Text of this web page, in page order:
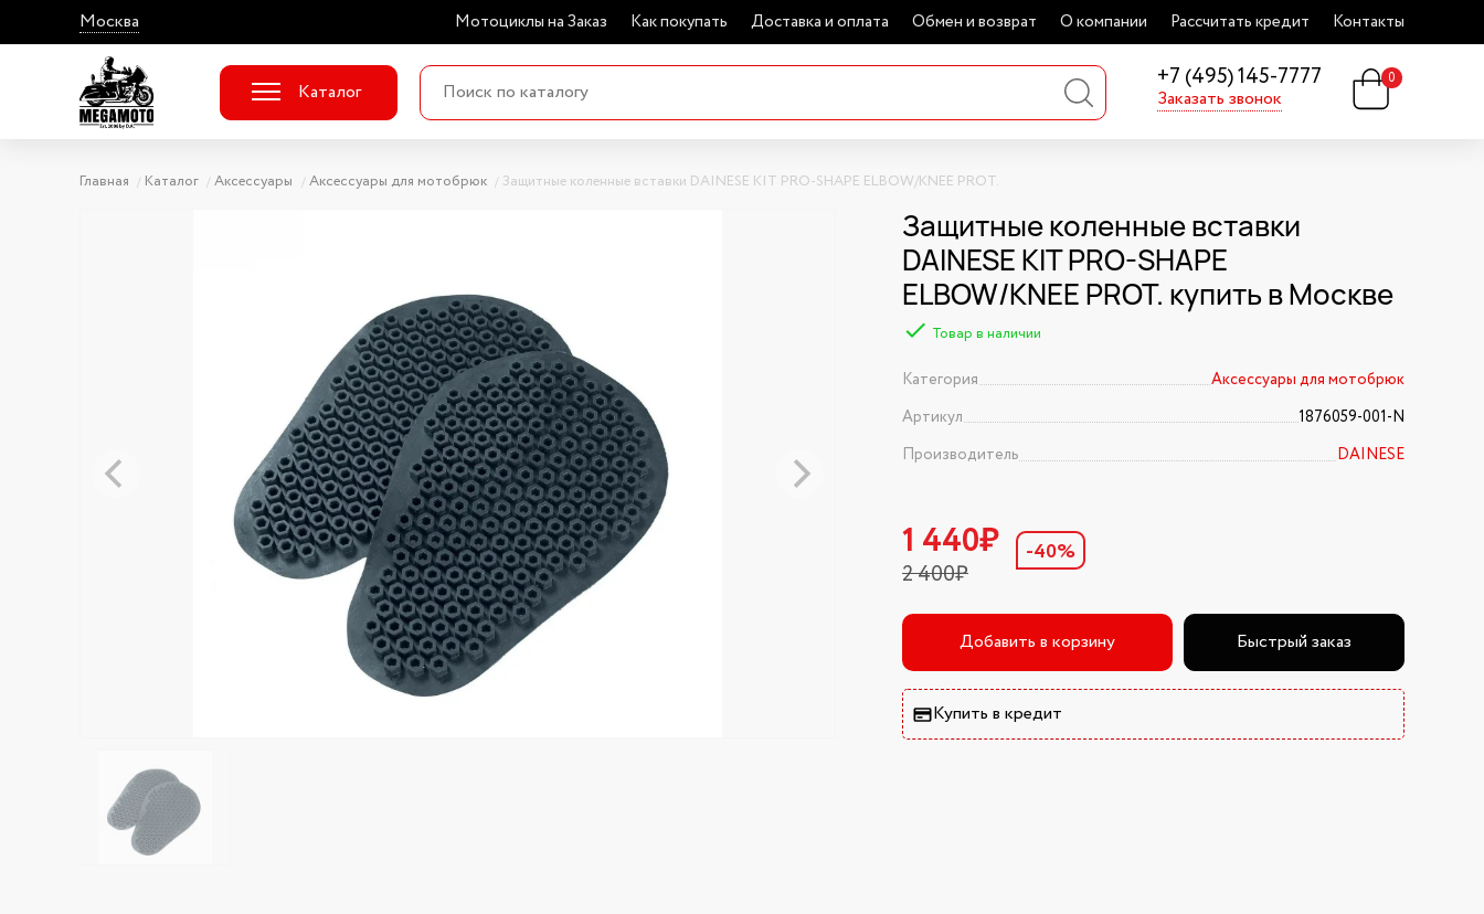
Москва Мотоциклы на Заказ Как покупать Доставка и оплата Обмен и возврат О компании Рассчитать кредит Контакты
+7 (495) 145-7777
Заказать звонок
Каталог
0
Главная Каталог Аксессуары Аксессуары для мотобрюк Защитные коленные вставки DAINESE KIT PRO-SHAPE ELBOW/KNEE PROT.
Защитные коленные вставки
DAINESE KIT PRO-SHAPE
ELBOW/KNEE PROT. купить в Москве
Товар в наличии
Категория
Аксессуары для мотобрюк
Артикул
1876059-001-N
Производитель
DAINESE
1 440₽
2 400₽
-40%
Добавить в корзину Быстрый заказ
Купить в кредит